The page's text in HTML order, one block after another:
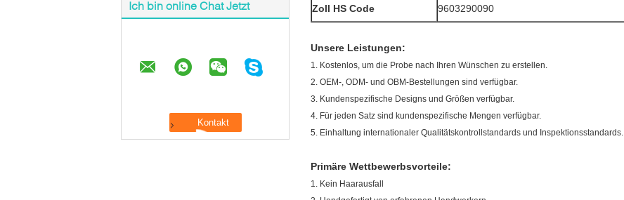
Ich bin online Chat Jetzt
Zoll HS Code
9603290090
Unsere Leistungen:
1. Kostenlos, um die Probe nach Ihren Wünschen zu erstellen.
2. OEM-, ODM- und OBM-Bestellungen sind verfügbar.
3. Kundenspezifische Designs und Größen verfügbar.
4. Für jeden Satz sind kundenspezifische Mengen verfügbar.
5. Einhaltung internationaler Qualitätskontrollstandards und Inspektionsstandards.
Primäre Wettbewerbsvorteile:
1. Kein Haarausfall